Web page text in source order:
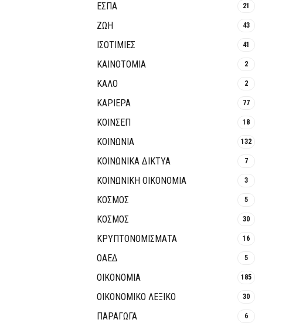
ΕΣΠΑ 21
ΖΩΗ 43
ΙΣΟΤΙΜΙΕΣ 41
ΚΑΙΝΟΤΟΜΊΑ 2
ΚΑΛΟ 2
ΚΑΡΙΕΡΑ 77
ΚΟΙΝΣΕΠ 18
ΚΟΙΝΩΝΙΑ 132
ΚΟΙΝΩΝΙΚΆ ΔΊΚΤΥΑ 7
ΚΟΙΝΩΝΙΚΉ ΟΙΚΟΝΟΜΊΑ 3
ΚΟΣΜΟΣ 5
ΚΟΣΜΟΣ 30
ΚΡΥΠΤΟΝΟΜΊΣΜΑΤΑ 16
ΟΑΕΔ 5
ΟΙΚΟΝΟΜΙΑ 185
ΟΙΚΟΝΟΜΙΚΟ ΛΕΞΙΚΟ 30
ΠΑΡΑΓΩΓΑ 6